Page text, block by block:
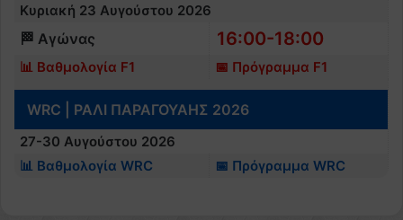
Κυριακή 23 Αυγούστου 2026
🏁 Αγώνας 16:00-18:00
📊 Βαθμολογία F1 📅 Πρόγραμμα F1
WRC | ΡΑΛΙ ΠΑΡΑΓΟΥΑΗΣ 2026
27-30 Αυγούστου 2026
📊 Βαθμολογία WRC
📅 Πρόγραμμα WRC